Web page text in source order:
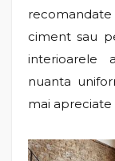
ciment sau
interioarele
nuanta
mai apreciate